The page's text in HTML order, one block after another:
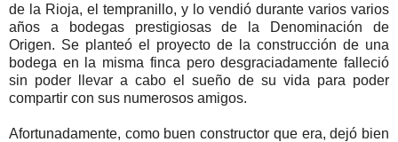
de la Rioja, el tempranillo, y lo vendió durante varios varios
años a bodegas prestigiosas de la Denominación de
Origen. Se planteó el proyecto de la construcción de una
bodega en la misma finca pero desgraciadamente falleció
sin poder llevar a cabo el sueño de su vida para poder
compartir con sus numerosos amigos.
Afortunadamente, como buen constructor que era, dejó bien